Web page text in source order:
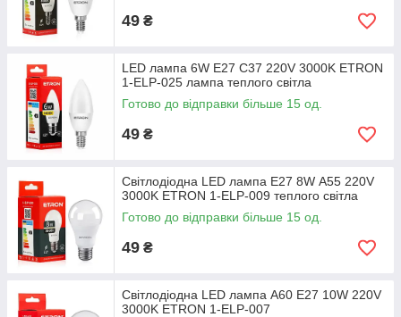
49 ₴
LED лампа 6W E27 C37 220V 3000K ETRON
1-ELP-025 лампа теплого світла
Готово до відправки більше 15 од.
49 ₴
Світлодіодна LED лампа E27 8W А55 220V
3000K ETRON 1-ELP-009 теплого світла
Готово до відправки більше 15 од.
49 ₴
Світлодіодна LED лампа А60 E27 10W 220V
3000K ETRON 1-ELP-007